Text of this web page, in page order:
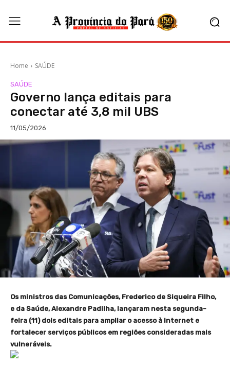
Home SAÚDE
SAÚDE
Governo lança editais para
conectar até 3,8 mil UBS
11/05/2026
Os ministros das Comunicações, Frederico de Siqueira Filho,
e da Saúde, Alexandre Padilha, lançaram nesta segunda-
feira (11) dois editais para ampliar o acesso à internet e
fortalecer serviços públicos em regiões consideradas mais
vulneráveis.